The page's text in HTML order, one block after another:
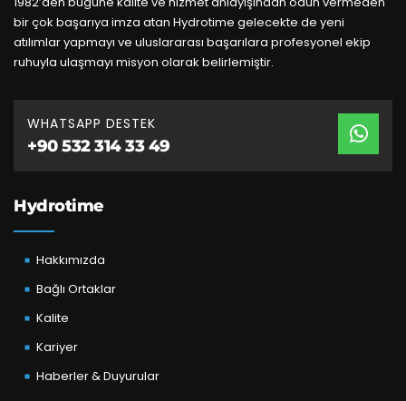
bir çok başarıya imza atan Hydrotime gelecekte de yeni
atılımlar yapmayı ve uluslararası başarılara profesyonel ekip
ruhuyla ulaşmayı misyon olarak belirlemiştir.
WHATSAPP DESTEK
+90 532 314 33 49
Hydrotime
Hakkımızda
Bağlı Ortaklar
Kalite
Kariyer
Haberler & Duyurular